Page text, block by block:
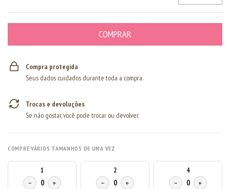
Compra protegida
Seus dados cuidados durante toda a compra.
Trocas e devoluções
Se não gostar, você pode trocar ou devolver.
COMPRE VÁRIOS TAMANHOS DE UMA VEZ
1
− 0 +
2
− 0 +
4
− 0 +